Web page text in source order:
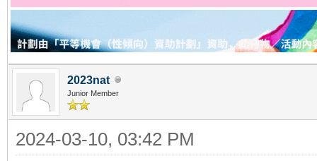
2023nat
Junior Member
2024-03-10, 03:42 PM